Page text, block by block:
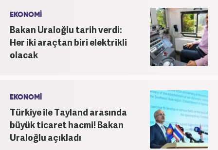
EKONOMİ
Bakan Uraloğlu tarih verdi:
Her iki araçtan biri elektrikli
olacak
EKONOMİ
Türkiye ile Tayland arasında
büyük ticaret hacmi! Bakan
Uraloğlu açıkladı